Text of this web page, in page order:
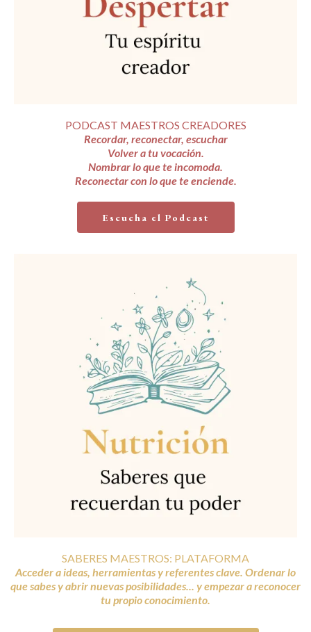
PODCAST MAESTROS CREADORES
Recordar, reconectar, escuchar
Volver a tu vocación.
Nombrar lo que te incomoda.
Reconectar con lo que te enciende.
Escucha el Podcast
SABERES MAESTROS: PLATAFORMA
Acceder a ideas, herramientas y referentes clave. Ordenar lo
que sabes y abrir nuevas posibilidades... y empezar a reconocer
tu propio conocimiento.